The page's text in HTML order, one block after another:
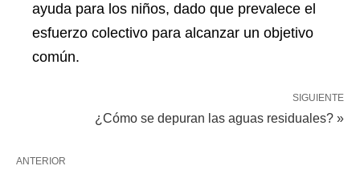
ayuda para los niños, dado que prevalece el
esfuerzo colectivo para alcanzar un objetivo
común.
SIGUIENTE
¿Cómo se depuran las aguas residuales? »
ANTERIOR